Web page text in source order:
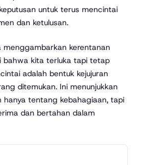
untuk terus mencintai
dan ketulusan.
menggambarkan kerentanan
bahwa kita terluka tapi tetap
adalah bentuk kejujuran
ditemukan. Ini menunjukkan
hanya tentang kebahagiaan, tapi
dan bertahan dalam